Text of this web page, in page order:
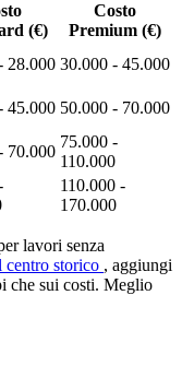
(€)
Costo
Premium (€)
28.000 30.000 - 45.000
45.000 50.000 - 70.000
70.000
75.000 -
110.000
110.000 -
170.000
lavori senza
centro storico , aggiungi
che sui costi. Meglio